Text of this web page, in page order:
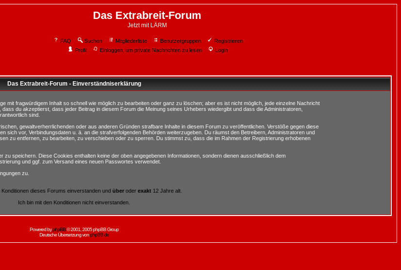
Das Extrabreit-Forum
Jetzt mit LÄRM
FAQ Suchen Mitgliederliste Benutzergruppen
Registrieren
Profil
Einloggen, um private Nachrichten zu lesen Login
Das Extrabreit-Forum - Einverständniserklärung
mit fragwürdigem Inhalt so schnell wie möglich zu bearbeiten oder ganz zu löschen; aber es ist nicht möglich, jede einzelne Nachricht
du akzeptierst, dass jeder Beitrag in diesem Forum die Meinung seines Urhebers wiedergibt und dass die Administratoren,
sind.
gewaltverherrlichenden oder aus anderen Gründen strafbare Inhalte in diesem Forum zu veröffentlichen. Verstöße gegen diese
sich vor, Verbindungsdaten u. ä. an die strafverfolgenden Behörden weiterzugeben. Du räumst den Betreibern, Administratoren und
zu entfernen, zu bearbeiten, zu verschieben oder zu sperren. Du stimmst zu, dass die im Rahmen der Registrierung erhobenen
speichern. Diese Cookies enthalten keine der oben angegebenen Informationen, sondern dienen ausschließlich dem
und ggf. zum Versand eines neuen Passwortes verwendet.
zu.
Konditionen dieses Forums einverstanden und über oder exakt 12 Jahre alt.
Ich bin mit den Konditionen nicht einverstanden.
Powered byphpBB© 2001, 2005 phpBB Group
Deutsche Übersetzung vonphpBB.de